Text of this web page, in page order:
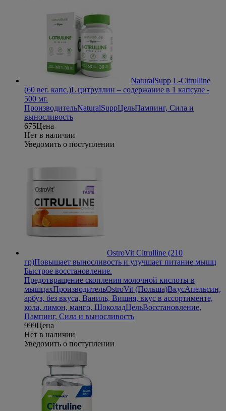
NaturalSupp L-Citrulline
(60 вег. капс.)L цитруллин – содержание в 1 капсуле -
500 мг.
ПроизводительNaturalSuppЦельПампинг, Сила и
выносливость
675Цена
Нет в наличии
Уведомить о поступлении
OstroVit Citrulline (210
гр)Повышает выносливость и улучшает питание мышц
Быстрое восстановление.
Предотвращение скопления молочной кислоты в
мышцахПроизводительOstroVit (Польша)ВкусАпельсин,
арбуз, без вкуса, Ваниль, Вишня, вкус в ассортименте,
кола, лимон, манго, ШоколадЦельВосстановление,
Пампинг, Сила и выносливость
999Цена
Нет в наличии
Уведомить о поступлении